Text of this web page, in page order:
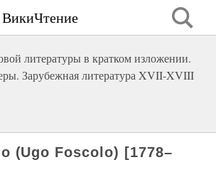
ВикиЧтение
литературы в кратком изложении.
Зарубежная литература XVII-XVIII
(Ugo Foscolo) [1778–